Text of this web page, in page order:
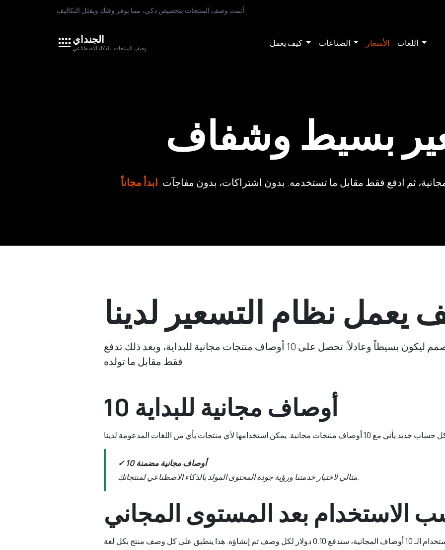
أتمت وصف المنتجات بتخصيص ذكي، مما يوفر وقتك ويقلل التكاليف.
الجنداي
وصف المنتجات بالذكاء الاصطناعي كيف يعمل الصناعات الأسعار
بسيط وشفاف
ابدأ مجاناً
يعمل نظام التسعير لدينا
نموذج التسعير الخاص بنا مصمم ليكون بسيطاً وعادلاً. تحصل على 10 أوصاف منتجات مجانية للبداية، وبعد ذلك تدفع
فقط مقابل ما تولده.
10 أوصاف مجانية للبداية
✓ 10 أوصاف مجانية مضمنة
مثالي لاختبار خدمتنا ورؤية جودة المحتوى المولد بالذكاء الاصطناعي لمنتجاتك.
الاستخدام بعد المستوى المجاني